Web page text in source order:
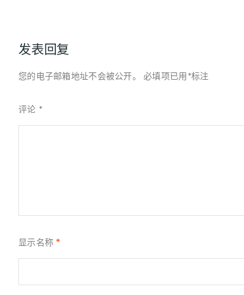
发表回复
您的电子邮箱地址不会被公开。 必填项已用*标注
评论 *
显示名称 *